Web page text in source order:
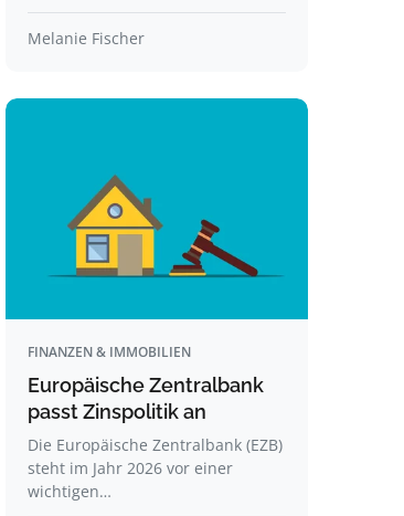
Melanie Fischer
FINANZEN & IMMOBILIEN
Europäische Zentralbank
passt Zinspolitik an
Die Europäische Zentralbank (EZB)
steht im Jahr 2026 vor einer
wichtigen…